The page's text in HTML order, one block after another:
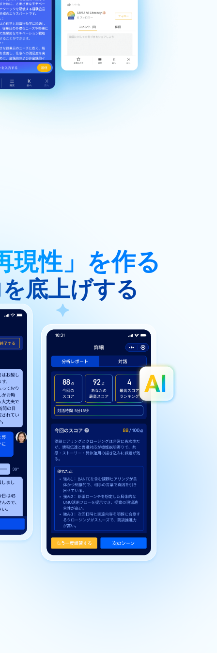
現性」を作る
底上げする